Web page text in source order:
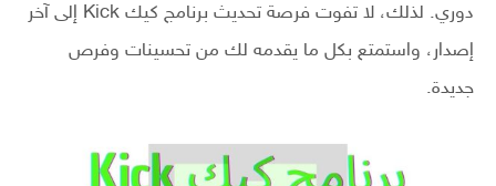
دوري. لذلك، لا تفوت فرصة تحديث برنامج كيك Kick إلى آخر
إصدار، واستمتع بكل ما يقدمه لك من تحسينات وفرص
جديدة.